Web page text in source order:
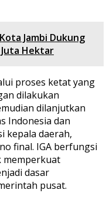
Jambi Dukung
Hektar
proses ketat yang
dilakukan
dilanjutkan
Indonesia dan
kepala daerah,
final. IGA berfungsi
memperkuat
dasar
pusat.